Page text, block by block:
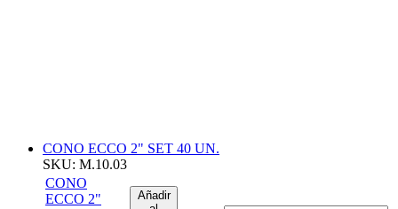
CONO ECCO 2" SET 40 UN.
SKU: M.10.03
CONO
ECCO 2"
Añadir